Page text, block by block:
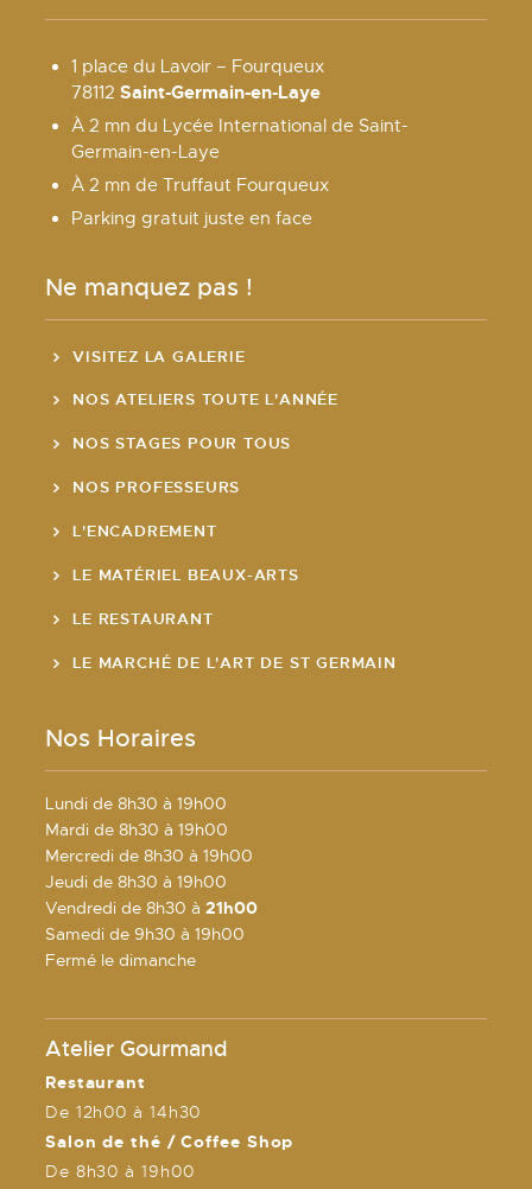
1 place du Lavoir – Fourqueux
78112Saint-Germain-en-Laye
À 2 mn du Lycée International de Saint-
Germain-en-Laye
À 2 mn de Truffaut Fourqueux
Parking gratuit juste en face
Ne manquez pas !
VISITEZ LA GALERIE
NOS ATELIERS TOUTE L'ANNÉE
NOS STAGES POUR TOUS
NOS PROFESSEURS
L'ENCADREMENT
LE MATÉRIEL BEAUX-ARTS
LE RESTAURANT
LE MARCHÉ DE L'ART DE ST GERMAIN
Nos Horaires
Lundi de 8h30 à 19h00
Mardi de 8h30 à 19h00
Mercredi de 8h30 à 19h00
Jeudi de 8h30 à 19h00
Vendredi de 8h30 à 21h00
Samedi de 9h30 à 19h00
Fermé le dimanche
Atelier Gourmand
Restaurant
De 12h00 à 14h30
Salon de thé / Coffee Shop
De 8h30 à 19h00